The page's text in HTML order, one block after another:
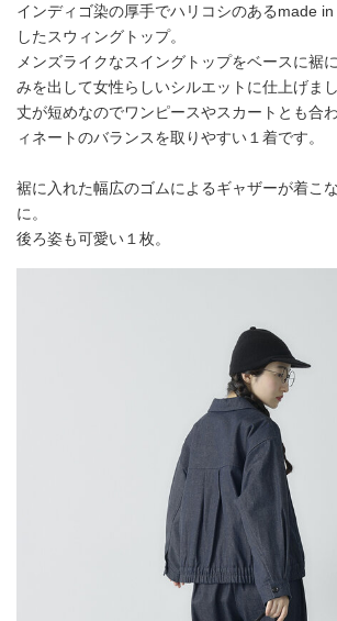
インディゴ染の厚手でハリコシのあるmade
したスウィングトップ。
メンズライクなスイングトップをベースに裾
みを出して女性らしいシルエットに仕上げまし
丈が短めなのでワンピースやスカートとも合
ィネートのバランスを取りやすい１着です。
裾に入れた幅広のゴムによるギャザーが着こ
に。
後ろ姿も可愛い１枚。